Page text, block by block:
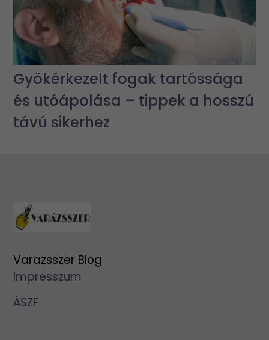
Gyökérkezelt fogak tartóssága
és utóápolása – tippek a hosszú
távú sikerhez
Varazsszer Blog
Impresszum
ÁSZF